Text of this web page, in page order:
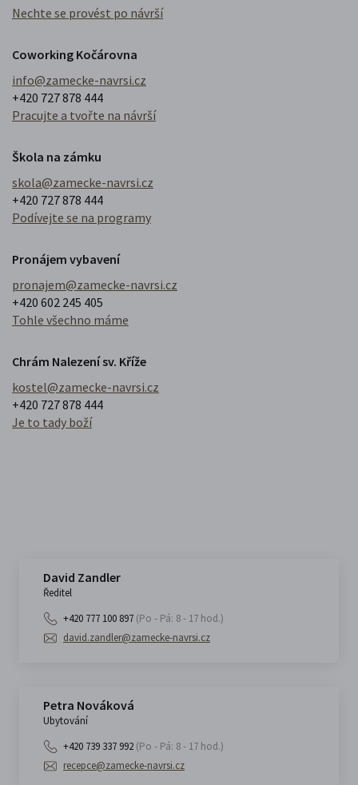
Nechte se provést po návrší
Coworking Kočárovna
info@zamecke-navrsi.cz
+420 727 878 444
Pracujte a tvořte na návrší
Škola na zámku
skola@zamecke-navrsi.cz
+420 727 878 444
Podívejte se na programy
Pronájem vybavení
pronajem@zamecke-navrsi.cz
+420 602 245 405
Tohle všechno máme
Chrám Nalezení sv. Kříže
kostel@zamecke-navrsi.cz
+420 727 878 444
Je to tady boží
David Zandler
Ředitel
+420 777 100 897 (Po - Pá: 8 - 17 hod.)
david.zandler@zamecke-navrsi.cz
Petra Nováková
Ubytování
+420 739 337 992 (Po - Pá: 8 - 17 hod.)
recepce@zamecke-navrsi.cz